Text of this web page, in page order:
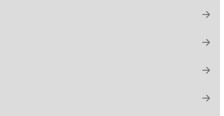
→
→
→
→